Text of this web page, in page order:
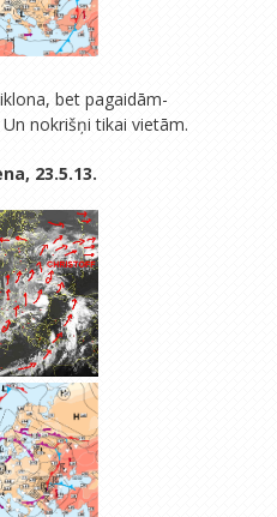
bet pagaidām-
nokrišņi tikai vietām.
23.5.13.